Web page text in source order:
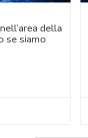
della
se siamo